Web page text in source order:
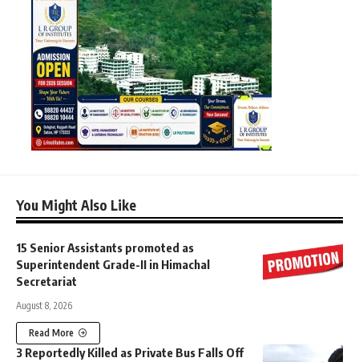
You Might Also Like
15 Senior Assistants promoted as
Superintendent Grade-II in Himachal
Secretariat
August 8, 2026
Read More
3 Reportedly Killed as Private Bus Falls Off